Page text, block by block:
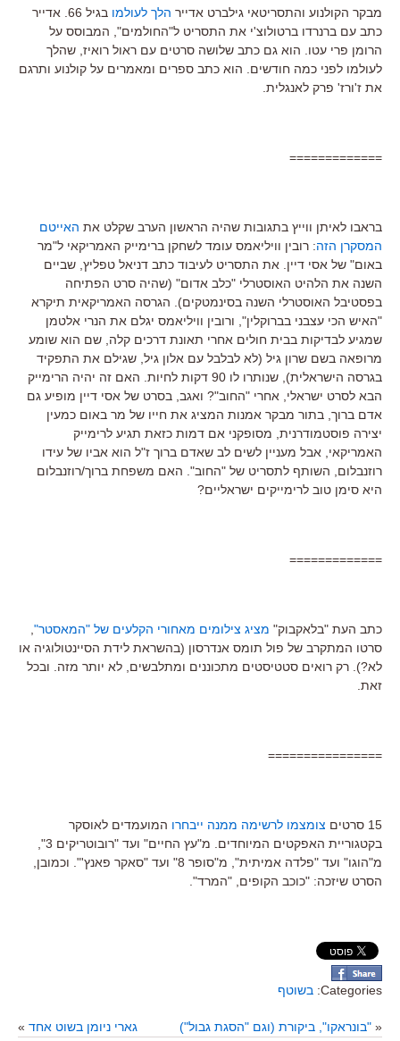
מבקר הקולנוע והתסריטאי גילברט אדייר הלך לעולמו
בגיל 66. אדייר
כתב עם ברנרדו ברטולוצ'י את התסריט ל"החולמים", המבוסס על
הרומן פרי עטו. הוא גם כתב שלושה סרטים עם ראול רואיז, שהלך
לעולמו לפני כמה חודשים. הוא כתב ספרים ומאמרים על קולנוע ותרגם
את ז'ורז' פרק לאנגלית.
=============
בראבו לאיתן ווייץ בתגובות שהיה הראשון הערב שקלט את האייטם
המסקרן הזה: רובין וויליאמס עומד לשחקן ברימייק האמריקאי ל"מר
באום" של אסי דיין. את התסריט לעיבוד כתב דניאל טפליץ, שביים
השנה את הלהיט האוסטרלי "כלב אדום" (שהיה סרט הפתיחה
בפסטיבל האוסטרלי השנה בסינמטקים). הגרסה האמריקאית תיקרא
"האיש הכי עצבני בברוקלין", ורובין וויליאמס יגלם את הנרי אלטמן
שמגיע לבדיקות בבית חולים אחרי תאונת דרכים קלה, שם הוא שומע
מרופאה בשם שרון גיל (לא לבלבל עם אלון גיל, שגילם את התפקיד
בגרסה הישראלית), שנותרו לו 90 דקות לחיות. האם זה יהיה הרימייק
הבא לסרט ישראלי, אחרי "החוב"? ואגב, בסרט של אסי דיין מופיע גם
אדם ברוך, בתור מבקר אמנות המציג את חייו של מר באום כמעין
יצירה פוסטמודרנית, מסופקני אם דמות כזאת תגיע לרימייק
האמריקאי, אבל מעניין לשים לב שאדם ברוך ז"ל הוא אביו של עידו
רוזנבלום, השותף לתסריט של "החוב". האם משפחת ברוך/רוזנבלום
היא סימן טוב לרימייקים ישראליים?
=============
כתב העת "בלאקבוק" מציג צילומים מאחורי הקלעים של "המאסטר"
סרטו המתקרב של פול תומס אנדרסון (בהשראת לידת הסיינטולוגיה או
לא?). רק רואים סטטיסטים מתכוננים ומתלבשים, לא יותר מזה. ובכל
זאת.
================
15 סרטים צומצמו לרשימה ממנה ייבחרו המועמדים לאוסקר
בקטגוריית האפקטים המיוחדים. מ"עץ החיים" ועד "רובוטריקים 3",
מ"הוגו" ועד "פלדה אמיתית", מ"סופר 8" ועד "סאקר פאנץ'". וכמובן,
הסרט שיזכה: "כוכב הקופים, "המרד".
Categories: בשוטף
« "בונראקו", ביקורת (וגם "הסגת גבול") גארי ניומן בשוט אחד »